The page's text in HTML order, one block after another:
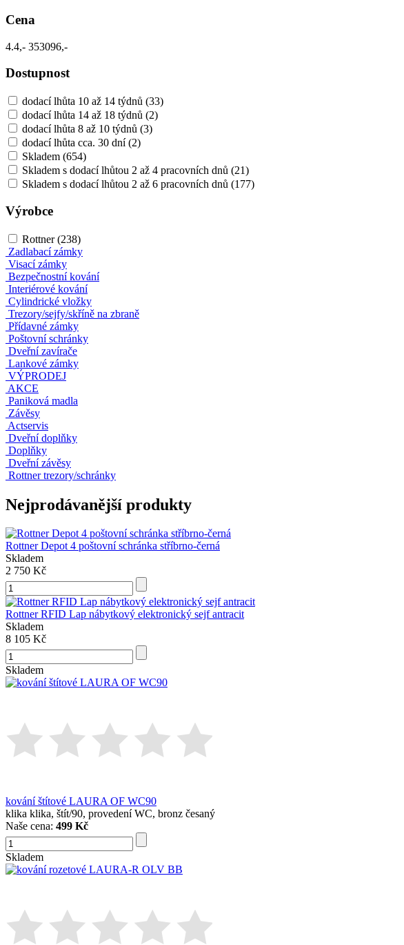
Cena
4.4,- 353096,-
Dostupnost
dodací lhůta 10 až 14 týdnů (33)
dodací lhůta 14 až 18 týdnů (2)
dodací lhůta 8 až 10 týdnů (3)
dodací lhůta cca. 30 dní(2)
Skladem (654)
Skladem s dodací lhůtou 2 až 4 pracovních dnů (21)
Skladem s dodací lhůtou 2 až 6 pracovních dnů (177)
Výrobce
Rottner(238)
Zadlabací zámky
Visací zámky
Bezpečnostní kování
Interiérové kování
Cylindrické vložky
Trezory/sejfy/skříně na zbraně
Přídavné zámky
Poštovní schránky
Dveřní zavírače
Lankové zámky
VÝPRODEJ
AKCE
Paniková madla
Závěsy
Actservis
Dveřní doplňky
Doplňky
Dveřní závěsy
Rottner trezory/schránky
Nejprodávanější produkty
Rottner Depot 4 poštovní schránka stříbrno-černá
Skladem
2 750 Kč
Rottner RFID Lap nábytkový elektronický sejf antracit
Skladem
8 105 Kč
Skladem
kování štítové LAURA OF WC90
klika klika, štít/90, provedení WC, bronz česaný
Naše cena: 499 Kč
Skladem